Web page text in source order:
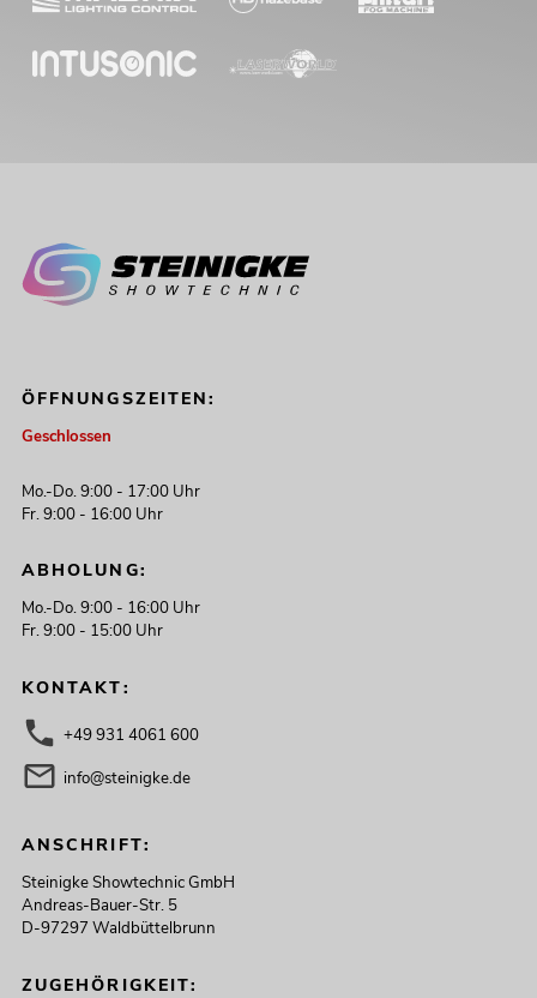
Bestand reicht ca. 12 Wo.
-16%
Strahleneffekt ws
339,00 € 284,87
ÖFFNUNGSZEITEN:
Geschlossen
Mo.-Do. 9:00 - 17:00 Uhr
Fr. 9:00 - 16:00 Uhr
ABHOLUNG:
Mo.-Do. 9:00 - 16:00 Uhr
Fr. 9:00 - 15:00 Uhr
KONTAKT:
+49 931 4061 600
info@steinigke.de
ANSCHRIFT:
Steinigke Showtechnic GmbH
Andreas-Bauer-Str. 5
D-97297 Waldbüttelbrunn
ZUGEHÖRIGKEIT: